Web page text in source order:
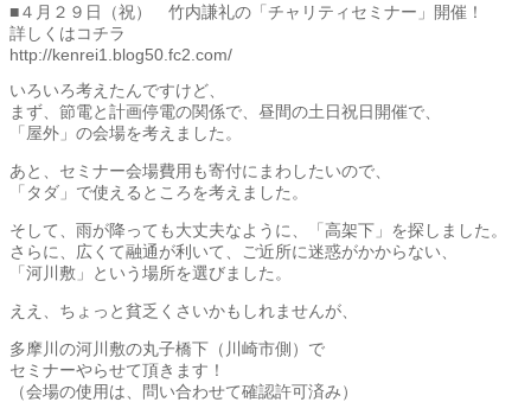
■４月２９日（祝） 竹内謙礼の「チャリティセミナー」開催！
詳しくはコチラ
http://kenrei1.blog50.fc2.com/
いろいろ考えたんですけど、
まず、節電と計画停電の関係で、昼間の土日祝日開催で、
「屋外」の会場を考えました。
あと、セミナー会場費用も寄付にまわしたいので、
「タダ」で使えるところを考えました。
そして、雨が降っても大丈夫なように、「高架下」を探しました。
さらに、広くて融通が利いて、ご近所に迷惑がかからない、
「河川敷」という場所を選びました。
ええ、ちょっと貧乏くさいかもしれませんが、
多摩川の河川敷の丸子橋下（川崎市側）で
セミナーやらせて頂きます！
（会場の使用は、問い合わせて確認許可済み）